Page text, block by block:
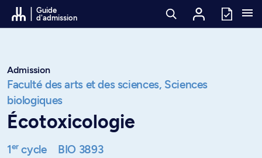
Passer au contenu
Guide
d'admission
Admission
Faculté des arts et des sciences, Sciences
biologiques
Écotoxicologie
1ercycle BIO 3893